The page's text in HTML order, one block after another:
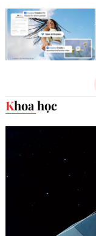
Khoa học